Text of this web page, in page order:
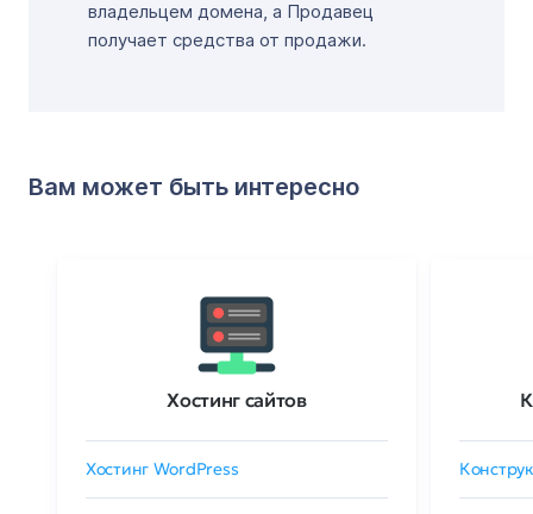
владельцем домена, а Продавец
получает средства от продажи.
Вам может быть интересно
Хостинг сайтов
Хостинг WordPress